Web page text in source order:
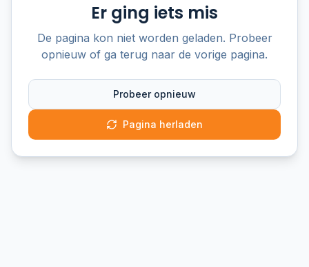
Er ging iets mis
De pagina kon niet worden geladen. Probeer
opnieuw of ga terug naar de vorige pagina.
Probeer opnieuw
Pagina herladen